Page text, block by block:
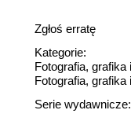
Zgłoś erratę
Kategorie:
Fotografia, grafika
Fotografia, grafika
Serie wydawnicze: